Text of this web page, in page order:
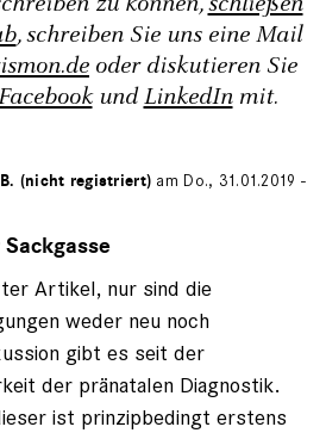
, schreiben Sie uns eine Mail
oder diskutieren Sie
undLinkedInmit.
(nicht registriert) am Do., 31.01.2019 -
Artikel, nur sind die
weder neu noch
gibt es seit der
der pränatalen Diagnostik.
ist prinzipbedingt erstens